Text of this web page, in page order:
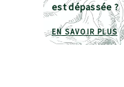
est dépassée ?
EN SAVOIR PLUSÀ